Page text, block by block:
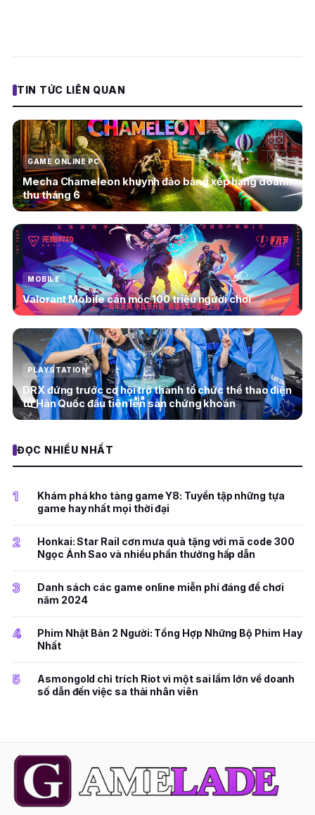
TIN TỨC LIÊN QUAN
GAME ONLINE PC
Mecha Chameleon khuynh đảo bảng xếp hạng doanh
thu tháng 6
MOBILE
Valorant Mobile cán mốc 100 triệu người chơi
PLAYSTATION
DRX đứng trước cơ hội trở thành tổ chức thể thao điện
tử Hàn Quốc đầu tiên lên sàn chứng khoán
ĐỌC NHIỀU NHẤT
1
Khám phá kho tàng game Y8: Tuyển tập những tựa
game hay nhất mọi thời đại
2
Honkai: Star Rail cơn mưa quà tặng với mã code 300
Ngọc Ánh Sao và nhiều phần thưởng hấp dẫn
3
Danh sách các game online miễn phí đáng để chơi
năm 2024
4
Phim Nhật Bản 2 Người: Tổng Hợp Những Bộ Phim Hay
Nhất
5
Asmongold chỉ trích Riot vì một sai lầm lớn về doanh
số dẫn đến việc sa thải nhân viên